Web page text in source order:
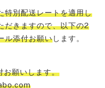
特別配送レートを適用し
だきますので、以下の2
ル添付お願いします。
お願いします。